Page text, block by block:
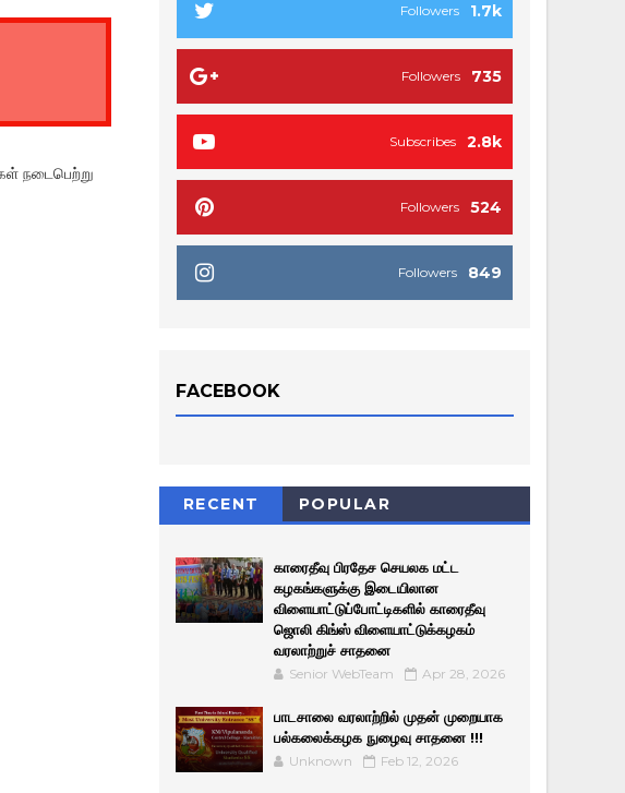
நடைபெற்று
1.7k
Followers
735
Followers
2.8k
Subscribes
524
Followers
849
Followers
FACEBOOK
RECENT POPULAR
காரைதீவு பிரதேச செயலக மட்ட
கழகங்களுக்கு இடையிலான
விளையாட்டுப்போட்டிகளில் காரைதீவு
ஜொலி கிங்ஸ் விளையாட்டுக்கழகம்
வரலாற்றுச் சாதனை
Senior WebTeam Apr 28, 2026
பாடசாலை வரலாற்றில் முதன் முறையாக
பல்கலைக்கழக நுழைவு சாதனை !!!
Unknown Feb 12, 2026